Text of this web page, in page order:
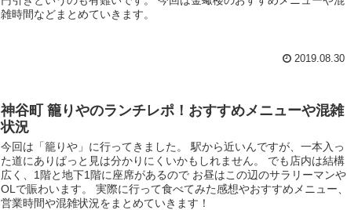
雑時間などまとめていきます。
2019.08.30
神谷町 籠りやのランチレポ！おすすめメニューや混雑
状況
今回は「籠りや」に行ってきました。 駅から近いんですが、一本入っ
た道にありぱっと見は分かりにくいかもしれません。 でも店内は結構
広く、1階と地下1階に座席があるので お昼はこの辺のサラリーマンや
OLで賑わいます。 実際に行って食べてみた感想やおすすめメニュー、
営業時間や混雑状況をまとめていきます！